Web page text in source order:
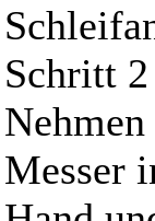
Messer